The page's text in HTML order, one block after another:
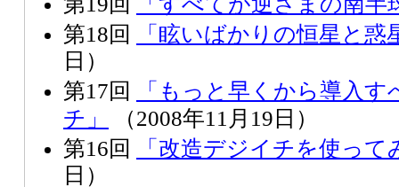
第18回 「眩いばかりの恒星と惑
日）
第17回
「もっと早くから導入
チ」
（2008年11月19日）
第16回
「改造デジイチを使って
日）